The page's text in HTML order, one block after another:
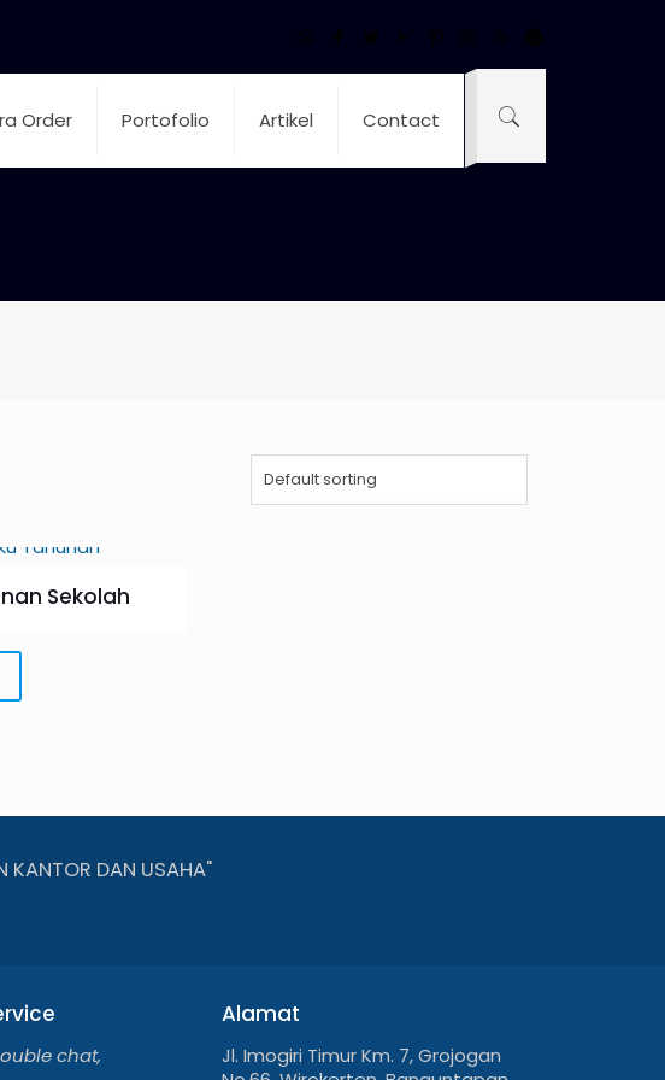
Order Portofolio Artikel Contact
Sekolah
KANTOR DAN USAHA"
chat,
Alamat
Jl. Imogiri Timur Km. 7, Grojogan